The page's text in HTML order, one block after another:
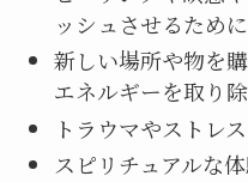
ッシュさせるために
新しい場所や物を
エネルギーを取り
トラウマやストレ
スピリチュアルな